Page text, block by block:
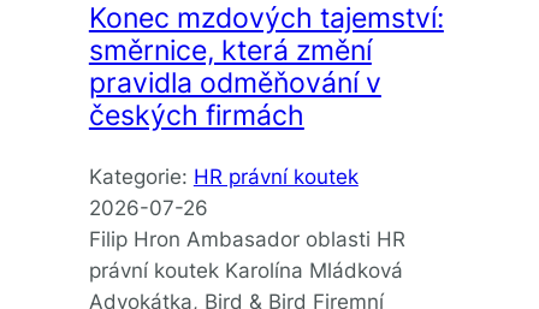
Konec mzdových tajemství:
směrnice, která změní
pravidla odměňování v
českých firmách
Kategorie: HR právní koutek
2026-07-26
Filip Hron Ambasador oblasti HR
právní koutek Karolína Mládková
Advokátka, Bird & Bird Firemní